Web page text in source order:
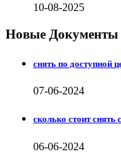
10-08-2025
Новые Документы
снять по доступной
07-06-2024
сколько стоит снять
06-06-2024